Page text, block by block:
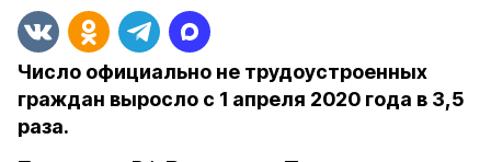
Число официально не трудоустроенных
граждан выросло с 1 апреля 2020 года в 3,5
раза.